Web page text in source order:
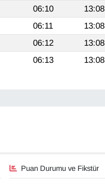
06:10 13:08
06:11 13:08
06:12 13:08
06:13 13:08
Puan Durumu ve Fikstür